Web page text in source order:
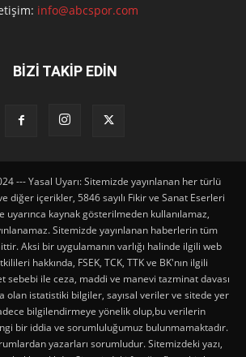
info@abcspor.com
BİZİ TAKİP EDİN
--- Yasal Uyarı: Sitemizde yayınlanan her türlü
diğer içerikler, 5846 sayılı Fikir ve Sanat Eserleri
uyarınca kaynak gösterilmeden kullanılamaz,
Sitemizde yayınlanan haberlerin tüm
Aksi bir uygulamanın varlığı halinde ilgili web
hakkında, FSEK, TCK, TTK ve BK'nın ilgili
sebebi ile ceza, maddi ve manevi tazminat davası
olan istatistiki bilgiler, sayısal veriler ve sitede yer
bilgilendirmeye yönelik olup,bu verilerin
bir iddia ve sorumluluğumuz bulunmamaktadır.
yazarları sorumludur. Sitemizdeki yazı,